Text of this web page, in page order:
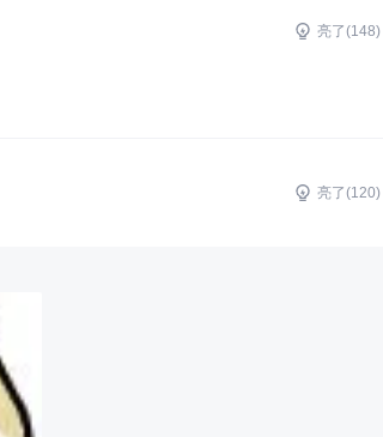
亮了(148)
亮了(120)